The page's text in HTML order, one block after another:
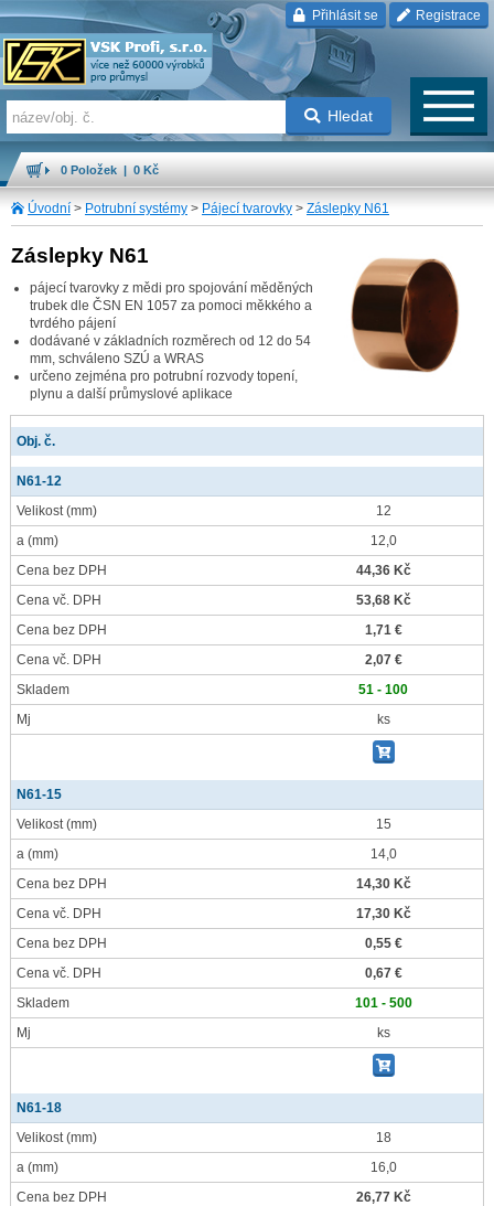
Přihlásit se Registrace
Hledat
0 Položek | 0 Kč
Úvodní > Potrubní systémy > Pájecí tvarovky > Záslepky N61
Záslepky N61
pájecí tvarovky z mědi pro spojování měděných
trubek dle ČSN EN 1057 za pomoci měkkého a
tvrdého pájení
dodávané v základních rozměrech od 12 do 54
mm, schváleno SZÚ a WRAS
určeno zejména pro potrubní rozvody topení,
plynu a další průmyslové aplikace
Obj. č.
N61-12
Velikost(mm)
12
a (mm)
12,0
Cena bez DPH
44,36 Kč
Cena vč. DPH
53,68 Kč
Cena bez DPH
1,71 €
Cena vč. DPH
2,07 €
Skladem
51 - 100
Mj
ks
N61-15
Velikost(mm)
15
a (mm)
14,0
Cena bez DPH
14,30 Kč
Cena vč. DPH
17,30 Kč
Cena bez DPH
0,55 €
Cena vč. DPH
0,67 €
Skladem
101 - 500
Mj
ks
N61-18
Velikost(mm)
18
a (mm)
16,0
Cena bez DPH
26,77 Kč